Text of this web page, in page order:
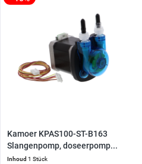
Kamoer KPAS100-ST-B163
Slangenpomp, doseerpomp...
Inhoud1 Stück